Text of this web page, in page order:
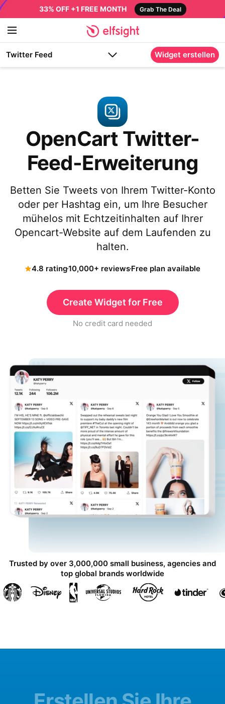
33% OFF +1 FREE MONTH Grab The Deal
Twitter Feed Widget erstellen
OpenCart Twitter-
Feed-Erweiterung
Betten Sie Tweets von Ihrem Twitter-Konto
oder per Hashtag ein, um Ihre Besucher
mühelos mit Echtzeitinhalten auf Ihrer
Opencart-Website auf dem Laufenden zu
halten.
4.8 rating10,000+ reviewsFree plan available
Create Widget for Free
No credit card needed
Trusted by over 3,000,000 small business, agencies and
top global brands worldwide